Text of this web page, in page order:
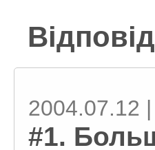
2004.07.12
#1.